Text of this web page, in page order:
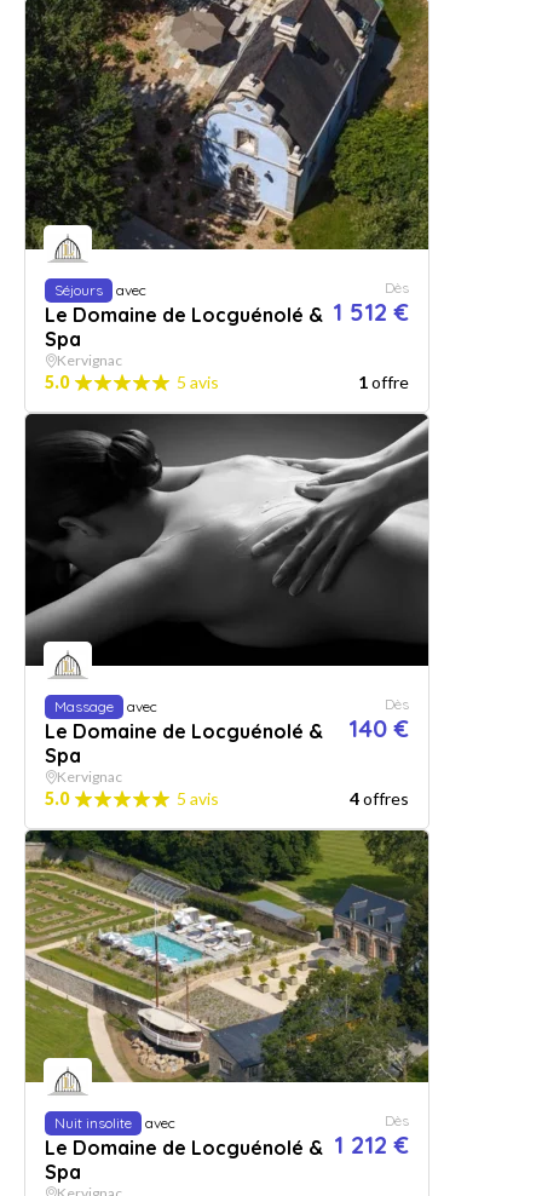
Séjours avec
Le Domaine de Locguénolé &
Spa
Dès
1 512 €
Kervignac
5.0 5 avis 1offre
Massage avec
Le Domaine de Locguénolé &
Spa
Dès
140 €
Kervignac
5.0 5 avis 4offres
Nuit insolite avec
Le Domaine de Locguénolé &
Spa
Dès
1 212 €